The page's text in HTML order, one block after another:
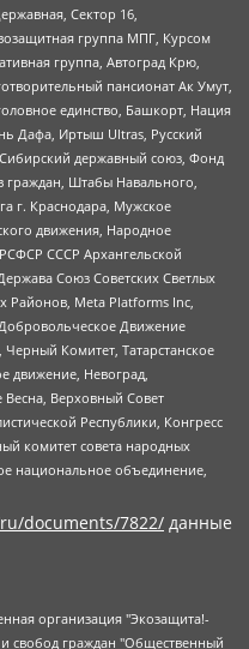
Сектор 16,
группа МПГ, Курсом
группа, Автоград Крю,
пансионат Ак Умут,
единство, Башкорт, Нация
Дафа, Иртыш Ultras, Русский
державный союз, Фонд
Штабы Навального,
г. Краснодара, Мужское
движения, Народное
СССР Архангельской
Союз Советских Светлых
Районов, Meta Platforms Inc,
Движение
Комитет, Татарстанское
движение, Невоград,
Верховный Совет
Республики, Конгресс
комитет совета народных
национальное объединение,
documents/7822/ данные
Анатольевна, Сотников Даниил Владимирович, Сурначева Елизавета Дмитриевна, Автономная некоммерческая организация по защите прав человека и информированию населения "Якутия – Наше Мнение", Общество с ограниченной ответственностью "Москоу диджитал медиа", с 26.01.2023 Общество с ограниченной ответственностью "Чайка Белые сады", Ветошкина Валерия Валерьевна, Заговора Максим Александрович, Межрегиональное общественное движение "Российская ЛГБТ - сеть", Оленичев Максим Владимирович, Павлов Иван Юрьевич, Скворцова Елена Сергеевна, Общество с ограниченной ответственностью "Как бы инагент", Кочетков Игорь Викторович, Общество с ограниченной ответственностью "Честные выборы", Еланчик Олег Александрович, Общество с ограниченной ответственностью "Нобелевский призыв", Гималова Регина Эмилевна, Григорьев Андрей Валерьевич, Григорьева Алина Александровна, Ассоциация по содействию защите прав призывников, альтернативнослужащих и военнослужащих "Правозащитная группа "Гражданин.Армия.Право", Хисамова Регина Фаритовна, Автономная некоммерческая организация по реализации социально-правовых программ "Лилит", Дальневосточное общественное движение "Маяк", Санкт-Петербургская ЛГБТ-инициативная группа "Выход", Инициативная группа ЛГБТ+ "Реверс", Алексеев Андрей Викторович, Бекбулатова Таисия Львовна, Беляев Иван Михайлович, Владыкина Елена Сергеевна, Гельман Марат Александрович, Никульшина Вероника Юрьевна, Толоконникова Надежда Андреевна, Шендерович Виктор Анатольевич, Общество с ограниченной ответственностью "Данное сообщение", Общество с ограниченной ответственностью Издательский дом "Новая глава", Айнбиндер Александра Александровна, Московский комьюнити-центр для ЛГБТ+инициатив, Благотворительный фонд развития филантропии, Deutsche Welle (Германия, Kurt-Schumacher-Strasse 3, 53113 Bonn), Борзунова Мария Михайловна, Воробьев Виктор Викторович, Голубева Анна Львовна, Константинова Алла Михайловна, Малкова Ирина Владимировна, Мурадов Мурад Абдулгалимович, Осетинская Елизавета Николаевна, Понасенков Евгений Николаевич, Ганапольский Матвей Юрьевич, Киселев Евгений Алексеевич, Борухович Ирина Григорьевна, Дремин Иван Тимофеевич, Дубровский Дмитрий Викторович, Красноярская региональная общественная организация поддержки и развития альтернативных образовательных технологий и межкультурных коммуникаций "ИНТЕРРА", Маяковская Екатерина Алексеевна, Фейгин Марк Захарович, Филимонов Андрей Викторович, Дзугкоева Регина Николаевна, Доброхотов Роман Александрович, Дудь Юрий Александрович, Елкин Сергей Владимирович, Кругликов Кирилл Игоревич, Сабунаева Мария Леонидовна, Семенов Алексей Владимирович, Шаинян Карен Багратович, Шульман Екатерина Михайловна, Асафьев Артур Валерьевич, Вахштайн Виктор Семенович, Венедиктов Алексей Алексеевич, Лушникова Екатерина Евгеньевна, Волков Леонид Михайлович, Невзоров Александр Глебович, Пархоменко Сергей Борисович, Сироткин Ярослав Николаевич, Кара-Мурза Владимир Владимирович, Баранова Наталья Владимировна, Гозман Леонид Яковлевич, Кагарлицкий Борис Юльевич, Климарев Михаил Валерьевич, Милов Владимир Станиславович, Автономная некоммерческая организация Краснодарский центр современного искусства "Типография", Моргенштерн Алишер Тагирович, Соболь Любовь Эдуардовна, Общество с ограниченной ответственностью "ЛИЗА НОРМ", Каспаров Гарри Кимович, Ходорковский Михаил Борисович, Общество с ограниченной ответственностью "Апрельские тезисы", Данилович Ирина Брониславовна, Кашин Олег Владимирович, Петров Николай Владимирович, Пивоваров Алексей Владимирович, Соколов Михаил Владимирович, Цветкова Юлия Владимировна, Чичваркин Евгений Александрович, Комитет против пыток/Команда против пыток, Общество с ограниченной ответственностью "Первый научный", Общество с ограниченной ответственностью "Вертолет и ко", Белоцерковская Вероника Борисовна, Кац Максим Евгеньевич, Лазарева Татьяна Юрьевна, Шаведдинов Руслан Табризович, Яшин Илья Валерьевич, Общество с ограниченной ответственностью "Иноагент ААВ", Алешковский Дмитрий Петрович, Альбац Евгения Марковна, Быков Дмитрий Львович, Галямина Юлия Евгеньевна, Лойко Сергей Леонидович, Мартынов Кирилл Константинович, Медведев Сергей Александрович, Крашенинников Федор Геннадиевич, Гордеева Катерина Вл